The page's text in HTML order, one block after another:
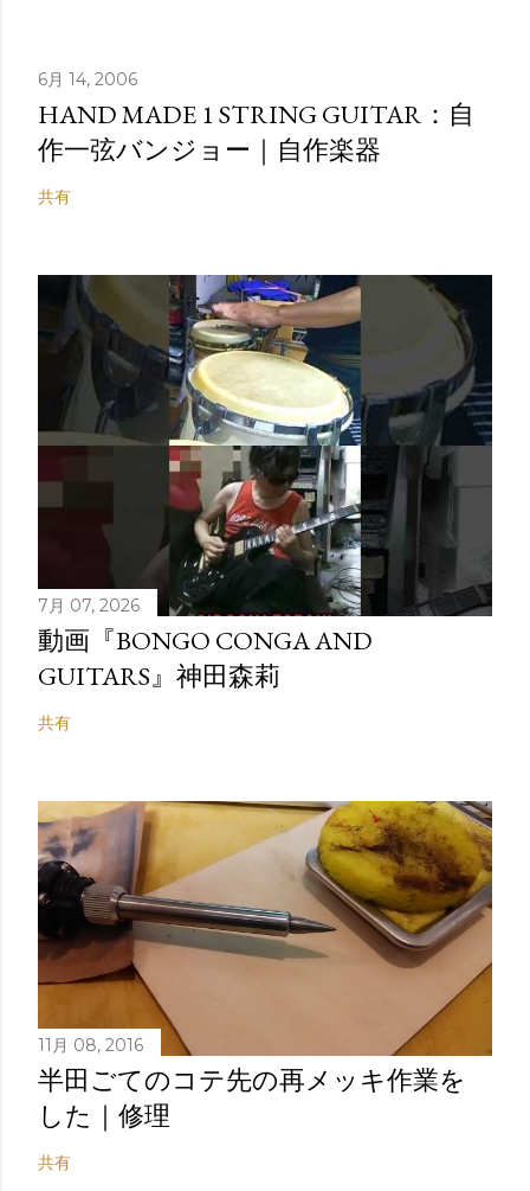
6月 14, 2006
HAND MADE 1 STRING GUITAR：自
作一弦バンジョー｜自作楽器
共有
7月 07, 2026
動画『BONGO CONGA AND
GUITARS』神田森莉
共有
11月 08, 2016
半田ごてのコテ先の再メッキ作業を
した｜修理
共有